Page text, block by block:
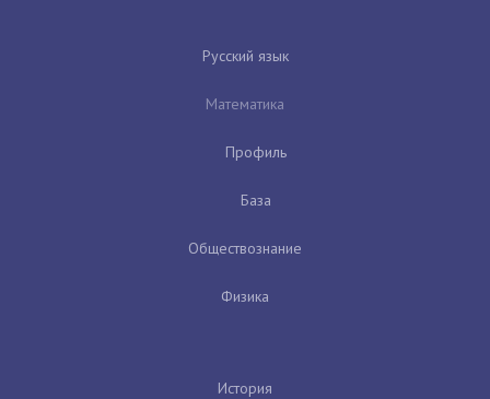
Русский язык
Математика
Профиль
База
Обществознание
Физика
История